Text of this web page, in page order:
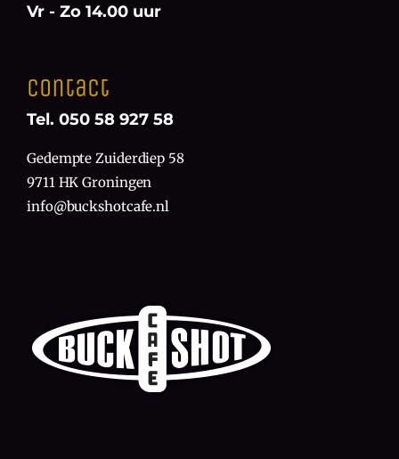
Vr - Zo 14.00 uur
Contact
Tel. 050 58 927 58
Gedempte Zuiderdiep 58
9711 HK Groningen
info@buckshotcafe.nl